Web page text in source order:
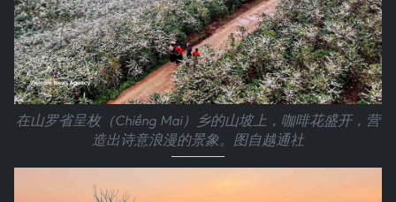
在山罗省呈枚（Chiềng Mai）乡的山坡上，咖啡花盛开，营
造出诗意浪漫的景象。图自越通社